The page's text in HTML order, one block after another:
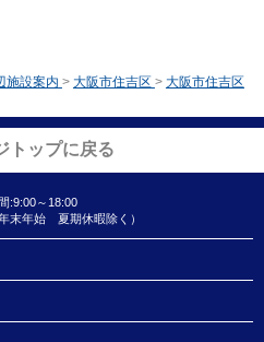
施設案内 > 大阪市住吉区 > 大阪市住吉区
トップに戻る
:9:00～18:00
末年始 夏期休暇除く）